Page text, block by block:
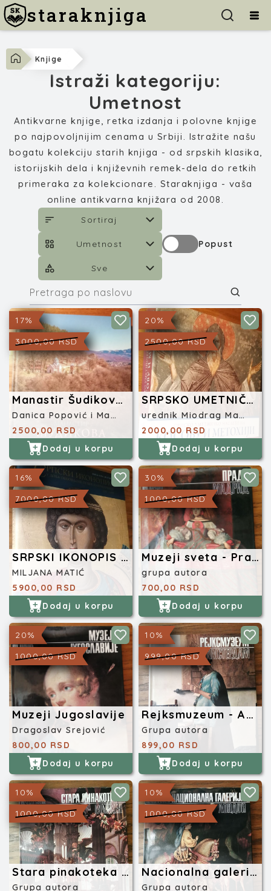
staraknjiga
Knjige
Istraži kategoriju:
Umetnost
Antikvarne knjige, retka izdanja i polovne knjige
po najpovoljnijim cenama u Srbiji. Istražite našu
bogatu kolekciju starih knjiga - od srpskih klasika,
istorijskih dela i književnih remek-dela do retkih
primeraka za kolekcionare. Staraknjiga - vaša
online antikvarna knjižara od 2008.
Sortiraj
Umetnost
Sve
Popust
17%
3000,00 RSD
Manastir Šudikova u Budimlji
Danica Popović i Marko Popović
2500,00 RSD
Dodaj u korpu
20%
2500,00 RSD
SRPSKO UMETNIČKO NASLEĐE NA KOSOVU I METOHIJI
urednik Miodrag Marković
2000,00 RSD
Dodaj u korpu
16%
7000,00 RSD
SRPSKI IKONOPIS U DOBA OBNOVLJENE PEĆKE PATRIJARŠIJE 1557-1690
MILJANA MATIĆ
5900,00 RSD
Dodaj u korpu
30%
1000,00 RSD
Muzeji sveta - Prado Madrid
grupa autora
700,00 RSD
Dodaj u korpu
20%
1000,00 RSD
Muzeji Jugoslavije
Dragoslav Srejović
800,00 RSD
Dodaj u korpu
10%
999,00 RSD
Rejksmuzeum - Amsterdam
Grupa autora
899,00 RSD
Dodaj u korpu
10%
1000,00 RSD
Stara pinakoteka - Minhen
Grupa autora
10%
1000,00 RSD
Nacionalna galerija - London
Grupa autora